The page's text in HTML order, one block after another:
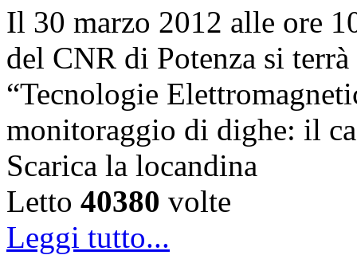
Il 30 marzo 2012 alle ore
del CNR di Potenza si
“Tecnologie
monitoraggio di dighe: il
Scarica la locandina
Letto 40380 volte
Leggi tutto...